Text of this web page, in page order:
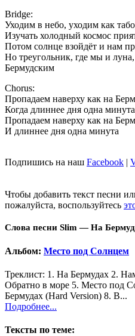
Bridge:
Уходим в небо, уходим как
Изучать холодный космос
Потом солнце взойдёт и нам
Но треугольник, где мы и
Бермудским
Chorus:
Пропадаем наверху как на
Когда длиннее дня одна минута
Пропадаем наверху как на
И длиннее дня одна минута
Подпишись на наш Facebook |
Чтобы добавить текст песни
пожалуйста, воспользуйтесь
Слова песни Slim — На
Альбом: Место под Солнцем
Треклист: 1. На Бермудах 2.
Обратно в море 5. Место под
Бермудах (Hard Version) 8. В...
Подробнее...
Тексты по теме: